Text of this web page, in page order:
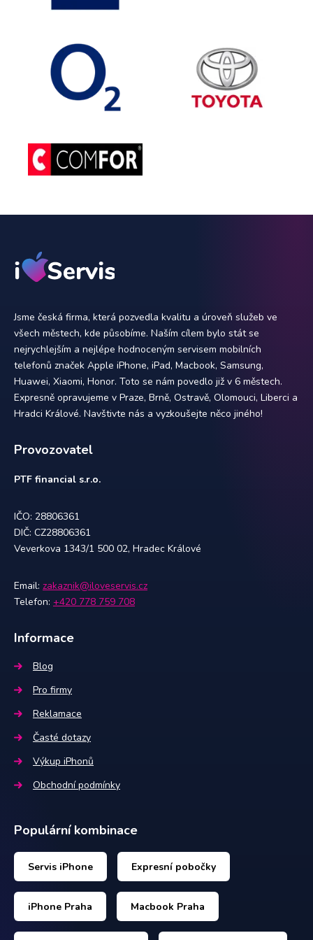
Jsme česká firma, která pozvedla kvalitu a úroveň služeb ve
všech městech, kde působíme. Naším cílem bylo stát se
nejrychlejším a nejlépe hodnoceným servisem mobilních
telefonů značek Apple iPhone, iPad, Macbook, Samsung,
Huawei, Xiaomi, Honor. Toto se nám povedlo již v 6 městech.
Expresně opravujeme v Praze, Brně, Ostravě, Olomouci, Liberci a
Hradci Králové. Navštivte nás a vyzkoušejte něco jiného!
Provozovatel
PTF financial s.r.o.
IČO: 28806361
DIČ: CZ28806361
Veverkova 1343/1 500 02, Hradec Králové
Email: zakaznik@iloveservis.cz
Telefon: +420 778 759 708
Informace
Blog
Pro firmy
Reklamace
Časté dotazy
Výkup iPhonů
Obchodní podmínky
Populární kombinace
Servis iPhone Expresní pobočky
iPhone Praha Macbook Praha